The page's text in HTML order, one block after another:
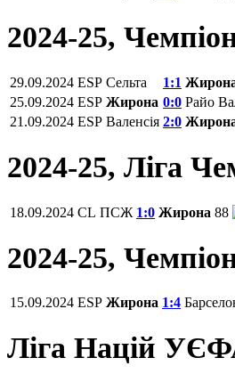
2024-25,
29.09.2024 ESP Сельта 1:1
25.09.2024 ESP Жирона 0:0 Райо
21.09.2024 ESP Валенсія 2:0
2024-25, Ліга
18.09.2024 CL ПСЖ 1:0 Жирона 88
2024-25,
15.09.2024 ESP Жирона 1:4
Ліга Націй